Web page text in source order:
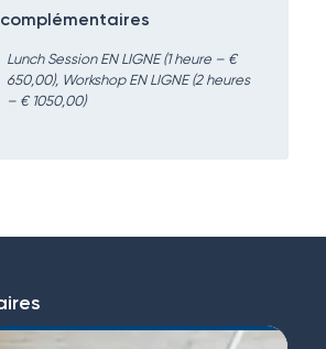
Lunch Session EN LIGNE (1 heure – €
650,00), Workshop EN LIGNE (2 heures
– € 1050,00)